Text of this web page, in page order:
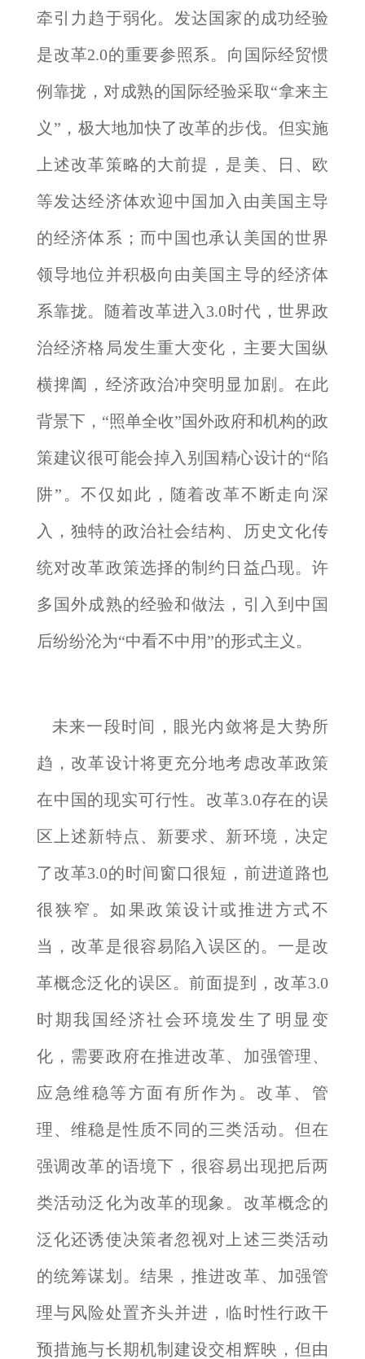
牵引力趋于弱化。发达国家的成功经验
是改革2.0的重要参照系。向国际经贸惯
例靠拢，对成熟的国际经验采取“拿来主
义”，极大地加快了改革的步伐。但实施
上述改革策略的大前提，是美、日、欧
等发达经济体欢迎中国加入由美国主导
的经济体系；而中国也承认美国的世界
领导地位并积极向由美国主导的经济体
系靠拢。随着改革进入3.0时代，世界政
治经济格局发生重大变化，主要大国纵
横捭阖，经济政治冲突明显加剧。在此
背景下，“照单全收”国外政府和机构的政
策建议很可能会掉入别国精心设计的“陷
阱”。不仅如此，随着改革不断走向深
入，独特的政治社会结构、历史文化传
统对改革政策选择的制约日益凸现。许
多国外成熟的经验和做法，引入到中国
后纷纷沦为“中看不中用”的形式主义。
未来一段时间，眼光内敛将是大势所
趋，改革设计将更充分地考虑改革政策
在中国的现实可行性。改革3.0存在的误
区上述新特点、新要求、新环境，决定
了改革3.0的时间窗口很短，前进道路也
很狭窄。如果政策设计或推进方式不
当，改革是很容易陷入误区的。一是改
革概念泛化的误区。前面提到，改革3.0
时期我国经济社会环境发生了明显变
化，需要政府在推进改革、加强管理、
应急维稳等方面有所作为。改革、管
理、维稳是性质不同的三类活动。但在
强调改革的语境下，很容易出现把后两
类活动泛化为改革的现象。改革概念的
泛化还诱使决策者忽视对上述三类活动
的统筹谋划。结果，推进改革、加强管
理与风险处置齐头并进，临时性行政干
预措施与长期机制建设交相辉映，但由